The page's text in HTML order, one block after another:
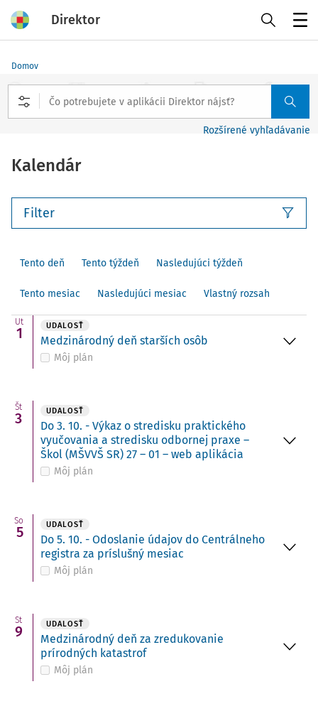
Direktor
Domov
Rozšírené vyhľadávanie
Kalendár
Filter
Tento deň Tento týždeň Nasledujúci týždeň
Tento mesiac Nasledujúci mesiac Vlastný rozsah
Ut
1 UDALOSŤ
Medzinárodný deň starších osôb
Môj plán
Št
3 UDALOSŤ
Do 3. 10. - Výkaz o stredisku praktického
vyučovania a stredisku odbornej praxe –
Škol (MŠVVŠ SR) 27 – 01 – web aplikácia
Môj plán
So
5 UDALOSŤ
Do 5. 10. - Odoslanie údajov do Centrálneho
registra za príslušný mesiac
Môj plán
St
9 UDALOSŤ
Medzinárodný deň za zredukovanie
prírodných katastrof
Môj plán